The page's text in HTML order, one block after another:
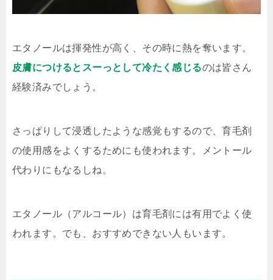
エタノールは揮発性が高く、その時に熱を奪います。
皮膚につけるとスーっとして冷たく感じるのは皆さん
経験済みでしょう。
さっぱりして浸透したような感覚もするので、育毛剤
の使用感をよくするためにも使われます。メントール
代わりにもなるしね。
エタノール（アルコール）は育毛剤には有用でよく使
われます。でも、おすすめできない人もいます。